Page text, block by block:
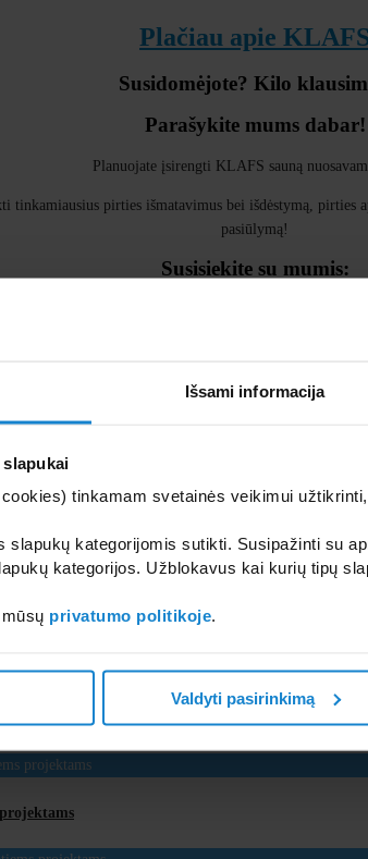
Išsami informacija
tinkamam svetainės veikimui
slapukų kategorijomis sutikti. Susipažinti su
kategorijos. Užblokavus kai kurių tipų
privatumo politikoje.
Valdyti pasirinkimą
Plačiau apie KLAFS
Susidomėjote? Kilo
Parašykite mums dabar!
Planuojate įsirengti KLAFS sauną
tinkamiausius pirties išmatavimus bei išdėstymą,
pasiūlymą!
Susisiekite su mumis:
[contact-form-7 404 "Not Found"]